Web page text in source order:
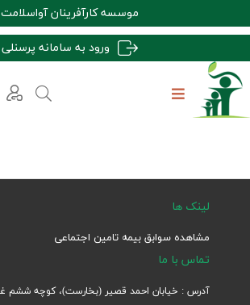
موسسه کارآفرینان آواسلامت
ورود به سامانه پرسنلی
لینک ها
مشاهده سوابق بیمه تامین اجتماعی
تماس با ما